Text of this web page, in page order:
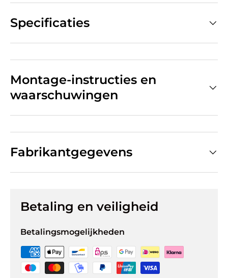
Specificaties
Montage-instructies en
waarschuwingen
Fabrikantgegevens
Betaling en veiligheid
Betalingsmogelijkheden